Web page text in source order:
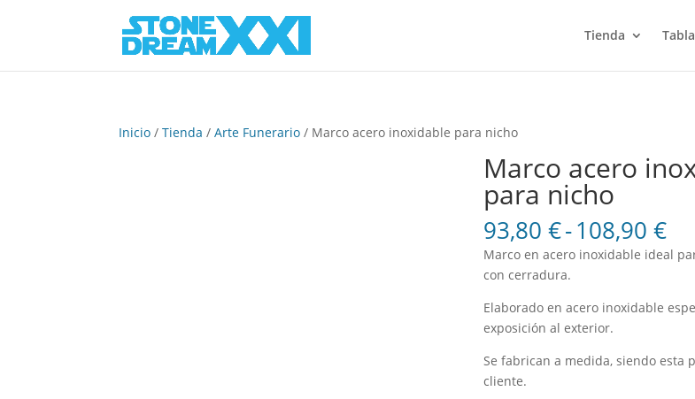
Tienda
Inicio /Tienda /Arte Funerario / Marco acero inoxidable para nicho
Marco acero
para nicho
93,80€-108,90€
de
Marco en acero inoxidable ideal
con cerradura.
Elaborado en acero inoxidable
exposición al exterior.
Se fabrican a medida, siendo esta
cliente.